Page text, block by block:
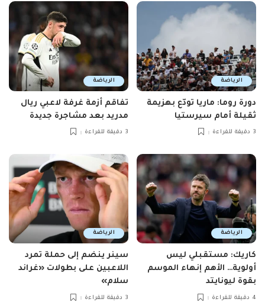
الرياضة
دورة روما: ماريا تودّع بهزيمة
ثقيلة أمام سيرستيا
3 دقيقة للقراءة
الرياضة
تفاقم أزمة غرفة لاعبي ريال
مدريد بعد مشاجرة جديدة
3 دقيقة للقراءة
الرياضة
كاريك: مستقبلي ليس
أولوية… الأهم إنهاء الموسم
بقوة ليونايتد
4 دقيقة للقراءة
الرياضة
سينر ينضم إلى حملة تمرد
اللاعبين على بطولات «غراند
سلام»
3 دقيقة للقراءة